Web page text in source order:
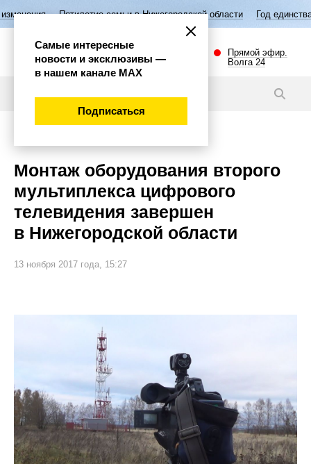
Пятилетие семьи в Нижегородской области Год единства народов
Прямой эфир.
Волга 24
Монтаж оборудования второго
мультиплекса цифрового
телевидения завершен
в Нижегородской области
13 ноября 2017 года, 15:27
Самые интересные
новости и эксклюзивы —
в нашем канале МАХ
Подписаться